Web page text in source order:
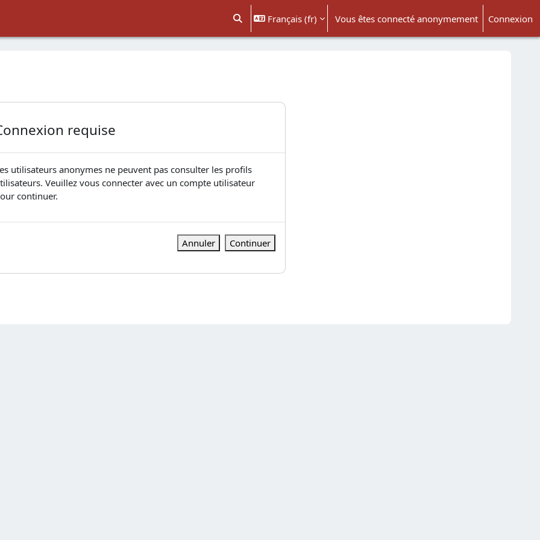
Activer/désactiver la saisie de recherche
Français ‎(fr)‎ Vous êtes connecté anonymement Connexion
requise
utilisateurs anonymes ne peuvent pas consulter les profils
Veuillez vous connecter avec un compte utilisateur
continuer.
Annuler Continuer